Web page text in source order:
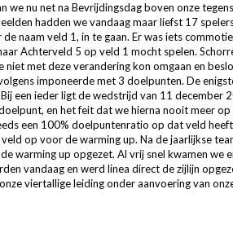
we nu net na Bevrijdingsdag boven onze
hadden we vandaag maar liefst 17
naam veld 1, in te gaan. Er was iets
Achterveld 5 op veld 1 mocht spelen.
met deze verandering kon omgaan en
imponeerde met 3 doelpunten. De
een ieder ligt de wedstrijd van 11 december
en het feit dat we hierna nooit meer op
een 100% doelpuntenratio op dat veld
op voor de warming up. Na de jaarlijkse
warming up opgezet. Al vrij snel kwamen we
vandaag en werd linea direct de zijlijn
viertallige leiding onder aanvoering van